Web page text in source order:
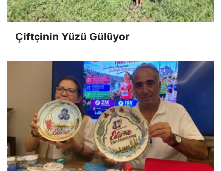
Çiftçinin Yüzü Gülüyor